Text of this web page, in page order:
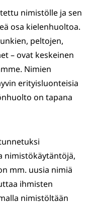
nimistölle ja sen
osa kielenhuoltoa.
peltojen,
– ovat keskeinen
Nimien
erityisluonteisia
on tapana
nimistökäytäntöjä,
mm. uusia nimiä
ihmisten
nimistöltään